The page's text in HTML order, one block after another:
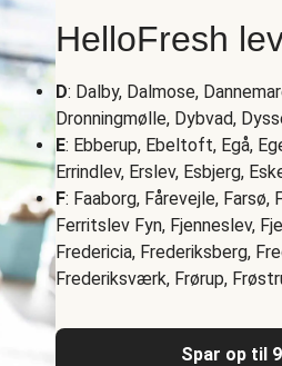
HelloFresh
D: Dalby, Dalmose,
Dronningmølle, Dybvad,
E: Ebberup, Ebeltoft, Egå,
Errindlev, Erslev, Esbjerg,
F: Faaborg, Fårevejle, Farsø,
Ferritslev Fyn, Fjenneslev,
Fredericia, Frederiksberg,
Frederiksværk, Frørup,
Spar op til